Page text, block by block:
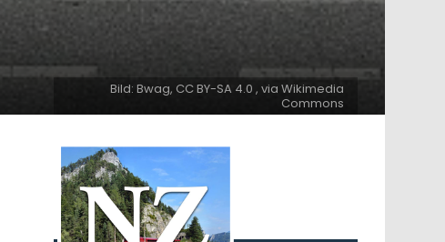
Bild: Bwag, CC BY-SA 4.0 , via Wikimedia
Commons